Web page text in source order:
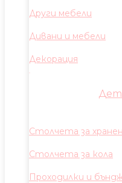
Други мебели
Дивани и мебели
Декорация
Столчета за
Столчета за кола
Проходилки и